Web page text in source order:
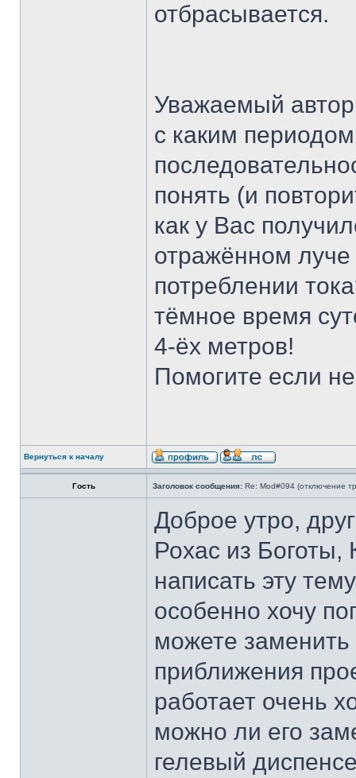
отбрасывается.
Уважаемый
с каким
понять (и
как у Вас
отражённом
потреблении
тёмное время
4-ёх метров!
Помогите если
Вернуться к началу
Гость Заголовок сообщения: Re: Mod#094 (отключение
Доброе утро,
Рохас из Боготы,
написать эту
особенно хочу
можете
приближения
работает очень
можно ли его
гелевый